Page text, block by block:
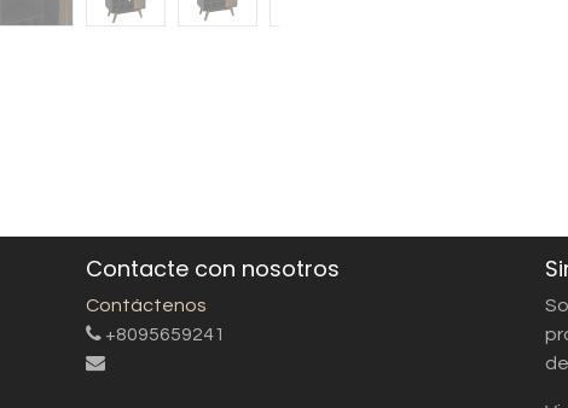
Contacte con nosotros
Contáctenos
+8095659241